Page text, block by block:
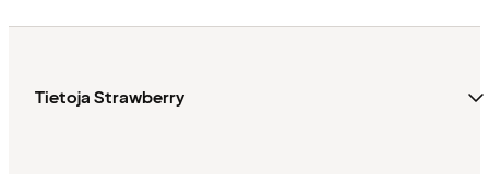
Tietoja Strawberry